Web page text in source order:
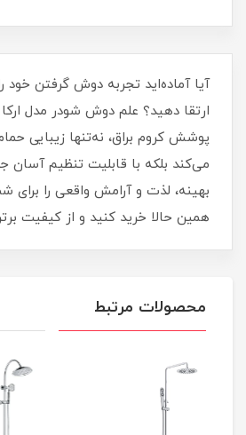
آیا آماده‌اید تجربه دوش گرفتن
ارتقا دهید؟ علم دوش شودر مدل
پوشش کروم براق، نه‌تنها زیبایی
می‌کند بلکه با قابلیت تنظیم
بهینه، لذت و آرامش واقعی را برای
همین حالا خرید کنید و از کیفیت
محصولات مرتبط